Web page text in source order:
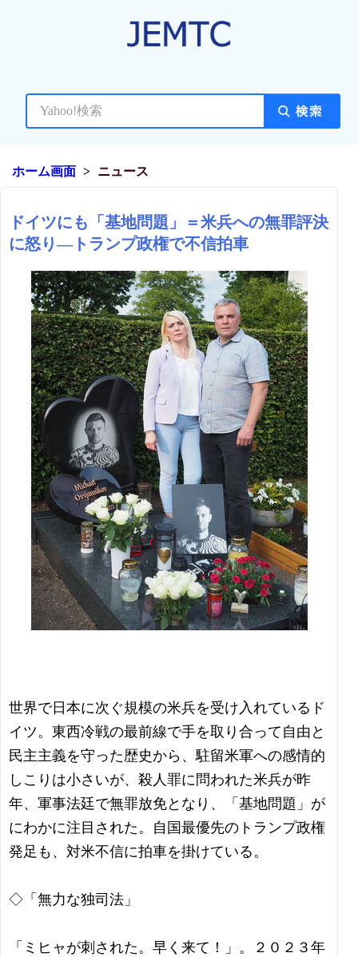
ホーム画面 ニュース
ドイツにも「基地問題」＝米兵への無罪評決
に怒り―トランプ政権で不信拍車
世界で日本に次ぐ規模の米兵を受け入れているド
イツ。東西冷戦の最前線で手を取り合って自由と
民主主義を守った歴史から、駐留米軍への感情的
しこりは小さいが、殺人罪に問われた米兵が昨
年、軍事法廷で無罪放免となり、「基地問題」が
にわかに注目された。自国最優先のトランプ政権
発足も、対米不信に拍車を掛けている。
◇「無力な独司法」
「ミヒャが刺された。早く来て！」。２０２３年